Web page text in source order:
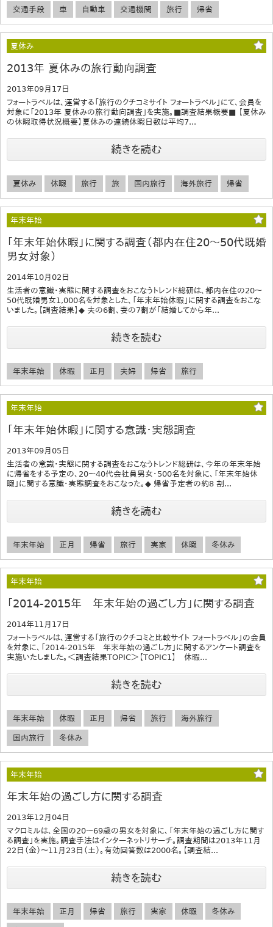
交通手段 車 自動車 交通機関 旅行 帰省
夏休み
2013年 夏休みの旅行動向調査
2013年09月17日
フォートラベルは、運営する「旅行のクチコミサイト フォートラベル」にて、会員を
対象に「2013年 夏休みの旅行動向調査」を実施。■調査結果概要■ 【夏休み
の休暇取得状況概要】夏休みの連続休暇日数は平均7...
続きを読む
夏休み 休暇 旅行 旅 国内旅行 海外旅行 帰省
年末年始
「年末年始休暇」に関する調査（都内在住20～50代既婚
男女対象）
2014年10月02日
生活者の意識・実態に関する調査をおこなうトレンド総研は、都内在住の20～
50代既婚男女1,000名を対象とした、「年末年始休暇」に関する調査をおこな
いました。【調査結果】◆ 夫の6割、妻の7割が「結婚してから年...
続きを読む
年末年始 休暇 正月 夫婦 帰省 旅行
年末年始
「年末年始休暇」に関する意識・実態調査
2013年09月05日
生活者の意識・実態に関する調査をおこなうトレンド総研は、今年の年末年始
に帰省をする予定の、20～40代会社員男女・500名を対象に、「年末年始休
暇」に関する意識・実態調査をおこなった。◆ 帰省予定者の約8 割...
続きを読む
年末年始 正月 帰省 旅行 実家 休暇 冬休み
年末年始
「2014-2015年 年末年始の過ごし方」に関する調査
2014年11月17日
フォートラベルは、運営する「旅行のクチコミと比較サイト フォートラベル」の会員
を対象に、「2014-2015年 年末年始の過ごし方」に関するアンケート調査を
実施いたしました。＜調査結果TOPIC＞【TOPIC1】 休暇...
続きを読む
年末年始 休暇 正月 帰省 旅行 海外旅行
国内旅行 冬休み
年末年始
年末年始の過ごし方に関する調査
2013年12月04日
マクロミルは、全国の20～69歳の男女を対象に、「年末年始の過ごし方に関す
る調査」を実施。調査手法はインターネットリサーチ。調査期間は2013年11月
22日（金）～11月23日（土）。有効回答数は2000名。【調査結...
続きを読む
年末年始 正月 帰省 旅行 実家 休暇 冬休み